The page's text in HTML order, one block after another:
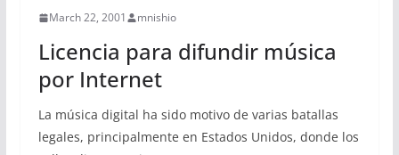
March 22, 2001 mnishio
Licencia para difundir música
por Internet
La música digital ha sido motivo de varias batallas
legales, principalmente en Estados Unidos, donde los